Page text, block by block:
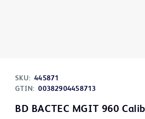
SKU: 445871
GTIN: 00382904458713
BD BACTEC MGIT 960